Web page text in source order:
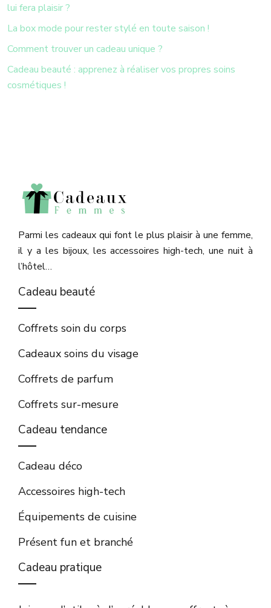
lui fera plaisir ?
La box mode pour rester stylé en toute saison !
Comment trouver un cadeau unique ?
Cadeau beauté : apprenez à réaliser vos propres soins
cosmétiques !
Parmi les cadeaux qui font le plus plaisir à une femme,
il y a les bijoux, les accessoires high-tech, une nuit à
l’hôtel…​
Cadeau beauté
Coffrets soin du corps
Cadeaux soins du visage
Coffrets de parfum
Coffrets sur-mesure
Cadeau tendance
Cadeau déco
Accessoires high-tech
Équipements de cuisine
Présent fun et branché
Cadeau pratique